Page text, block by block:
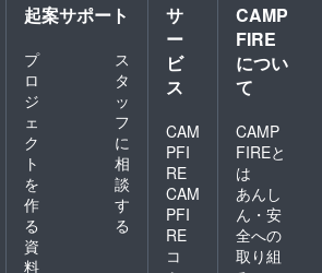
浄機は
ご使用
いただ
けませ
ん。 手
ため、
多少製
品のバ
ラつき
がござ
す。 月
光工房
起案サポート
プ
ロ
ジ
ェ
ク
ト
を
作
る
ス
タ
ッ
フ
に
相
談
す
る
資
料
サ
ー
ビ
ス
CAM
PFI
RE
CAM
PFI
RE
コ
CAMP
FIRE
につい
て
CAMP
FIREと
は
あんし
ん・安
全への
取り組